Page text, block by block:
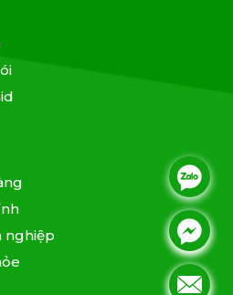
.
.
.
.
.
nghiệp